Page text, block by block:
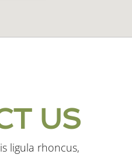
US
ligula rhoncus,